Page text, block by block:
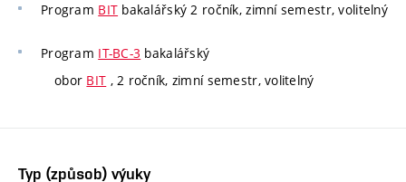
Program BIT bakalářský 2 ročník, zimní semestr, volitelný
Program IT-BC-3 bakalářský
obor BIT , 2 ročník, zimní semestr, volitelný
Typ (způsob) výuky